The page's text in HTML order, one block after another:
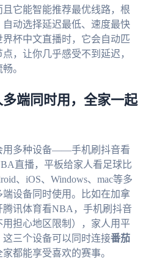
它能智能推荐最优线路，根
动选择延迟最低、速度最快
杯中文直播时，它会自动匹
，让你几乎感受不到延迟，
。
端同时用，全家一起
用多种设备——手机刷抖音看
直播，平板给家人看足球比
、iOS、Windows、mac等多
设备同时使用。比如在加拿
讯体育看NBA，手机刷抖音
担心地区限制），家人用平
三个设备可以同时连接番茄
都能享受喜欢的赛事。